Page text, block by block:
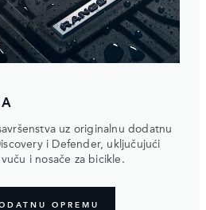
uz originalnu dodatnu
i Defender, uključujući
i nosače za bicikle.
OPREMU